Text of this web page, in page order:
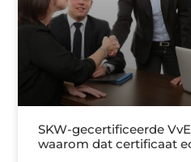
SKW-gecertificeerde
waarom dat certificaat